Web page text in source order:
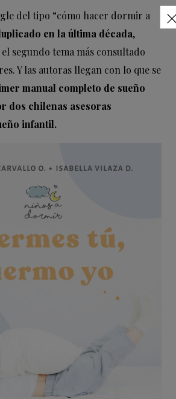
del tipo “cómo hacer dormir a
en la última década,
segundo tema más consultado
Y las autoras llegan con lo que se
manual completo de sueño
dos chilenas asesoras
infantil.